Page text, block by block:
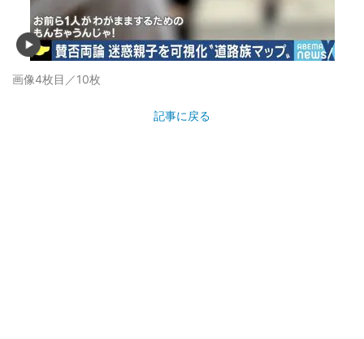
画像4枚目／10枚
記事に戻る